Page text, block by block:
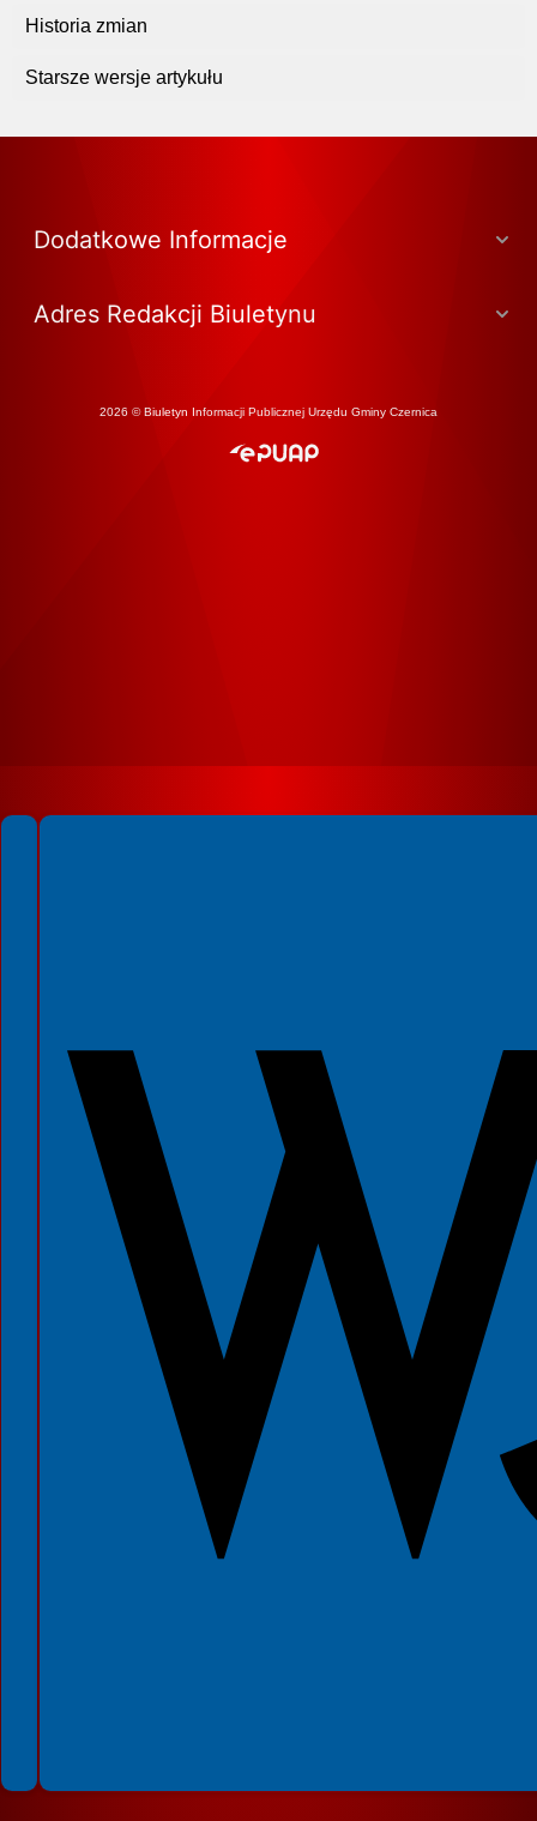
Historia zmian
Starsze wersje artykułu
Dodatkowe Informacje
Adres Redakcji Biuletynu
2026 © Biuletyn Informacji Publicznej Urzędu Gminy Czernica
Spełniamy standardy WCAG 2.2
Spełniamy standardy W3C